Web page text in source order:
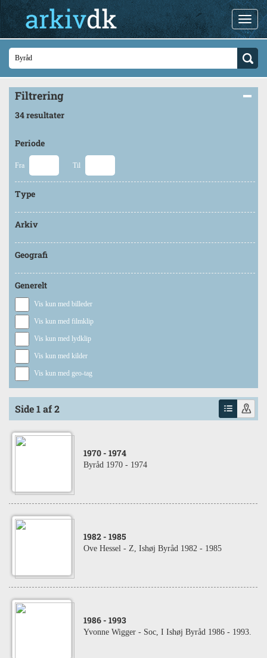
Filtrering
34 resultater
Periode
Fra Til
Type
Arkiv
Geografi
Generelt
Vis kun med billeder
Vis kun med filmklip
Vis kun med lydklip
Vis kun med kilder
Vis kun med geo-tag
Side 1 af 2
1970 - 1974
Byråd 1970 - 1974
1982 - 1985
Ove Hessel - Z, Ishøj Byråd 1982 - 1985
1986 - 1993
Yvonne Wigger - Soc, I Ishøj Byråd 1986 - 1993.